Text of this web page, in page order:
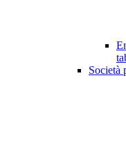
Società